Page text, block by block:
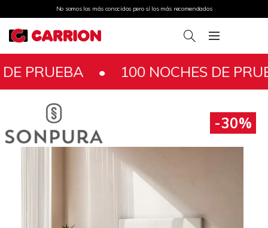
No somos los más conocidos pero sí los más recomendados
•100 NOCHES DE PRUEBA •
-30%